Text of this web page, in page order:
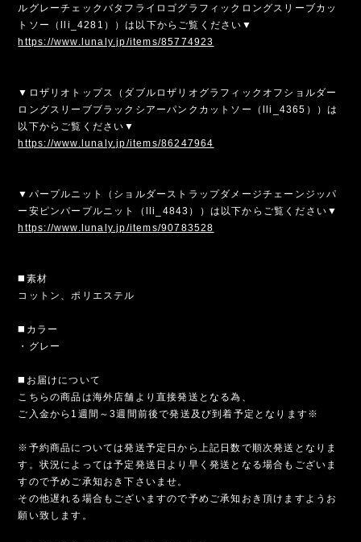
ルグレーチェックバタフライロゴグラフィックロングスリーブカッ
トソー（lli_4281））は以下からご覧ください▼
https://www.lunaly.jp/items/85774923
▼ロザリオトップス（ダブルロザリオグラフィックオフショルダー
ロングスリーブブラックシアーパンクカットソー（lli_4365））は
以下からご覧ください▼
https://www.lunaly.jp/items/86247964
▼パープルニット（ショルダーストラップダメージチェーンジッパ
ー安ピンパープルニット（lli_4843））は以下からご覧ください▼
https://www.lunaly.jp/items/90783528
◼️素材
コットン、ポリエステル
◼️カラー
・グレー
◼️お届けについて
こちらの商品は海外店舗より直接発送となる為、
ご入金から1週間～3週間前後で発送及び到着予定となります※
※予約商品については発送予定日から上記日数で順次発送となりま
す。状況によっては予定発送日より早く発送となる場合もございま
すので予めご承知おき下さいませ。
その他遅れる場合もございますので予めご承知おき頂けますようお
願い致します。